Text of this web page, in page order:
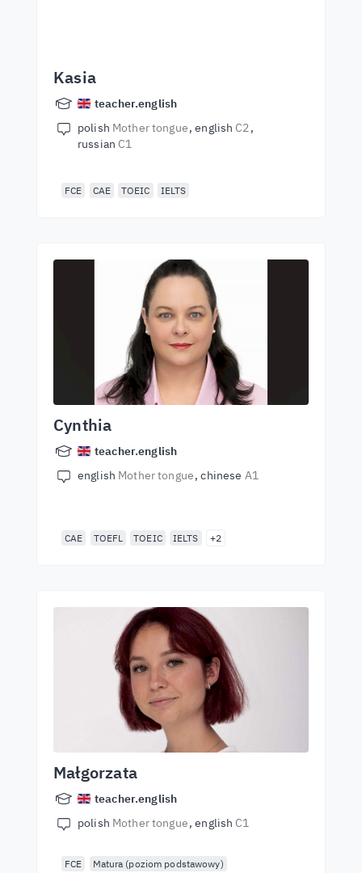
Kasia
teacher.english
polish Mother tongue english C2
russian C1
FCE CAE TOEIC IELTS
Cynthia
teacher.english
english Mother tongue chinese A1
CAE TOEFL TOEIC IELTS +2
Małgorzata
teacher.english
polish Mother tongue english C1
FCE
Matura (poziom podstawowy)